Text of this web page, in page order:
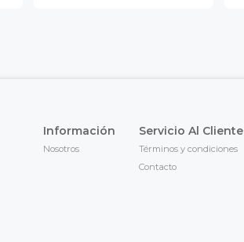
Información
Nosotros
Servicio Al Cliente
Términos y condiciones
Contacto